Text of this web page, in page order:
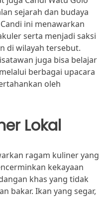
sejarah dan budaya
ini menawarkan
serta menjadi saksi
di wilayah tersebut.
juga bisa belajar
berbagai upacara
oleh
Lokal
ragam kuliner yang
kekayaan
khas yang tidak
bakar. Ikan yang segar,